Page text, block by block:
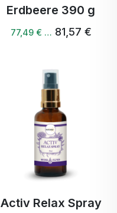
Erdbeere 390 g
77,49 € … 81,57 €
Activ Relax Spray